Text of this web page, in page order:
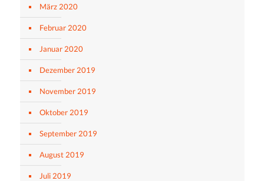
März 2020
Februar 2020
Januar 2020
Dezember 2019
November 2019
Oktober 2019
September 2019
August 2019
Juli 2019